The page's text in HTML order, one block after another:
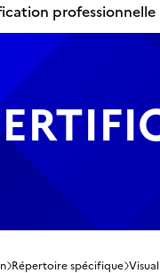
professionnelle
Répertoire spécifique